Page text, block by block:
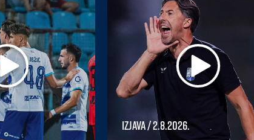
Izjava/ 2.8.2026.